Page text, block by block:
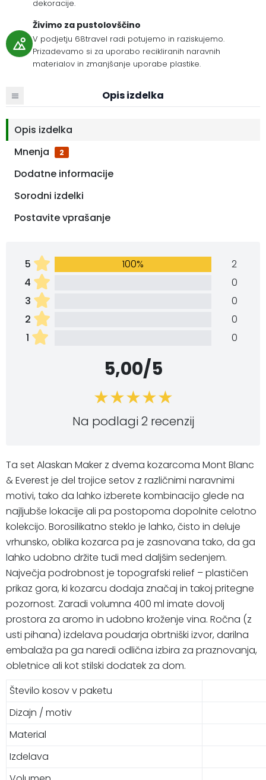
dekoracije.
Živimo za pustolovščino
V podjetju 68travel radi potujemo in raziskujemo.
Prizadevamo si za uporabo recikliranih naravnih
materialov in zmanjšanje uporabe plastike.
Opis izdelka
Opis izdelka
Mnenja
2
Dodatne informacije
Sorodni izdelki
Postavite vprašanje
5 100%
2
4
0
3
0
2
0
1
0
5,00/5
Na podlagi 2 recenzij
Ta set Alaskan Maker z dvema kozarcoma Mont Blanc
& Everest je del trojice setov z različnimi naravnimi
motivi, tako da lahko izberete kombinacijo glede na
najljubše lokacije ali pa postopoma dopolnite celotno
kolekcijo. Borosilikatno steklo je lahko, čisto in deluje
vrhunsko, oblika kozarca pa je zasnovana tako, da ga
lahko udobno držite tudi med daljšim sedenjem.
Največja podrobnost je topografski relief – plastičen
prikaz gora, ki kozarcu dodaja značaj in takoj pritegne
pozornost. Zaradi volumna 400 ml imate dovolj
prostora za aromo in udobno kroženje vina. Ročna (z
usti pihana) izdelava poudarja obrtniški izvor, darilna
embalaža pa ga naredi odlična izbira za praznovanja,
obletnice ali kot stilski dodatek za dom.
Število kosov v paketu
Dizajn / motiv
Material
Izdelava